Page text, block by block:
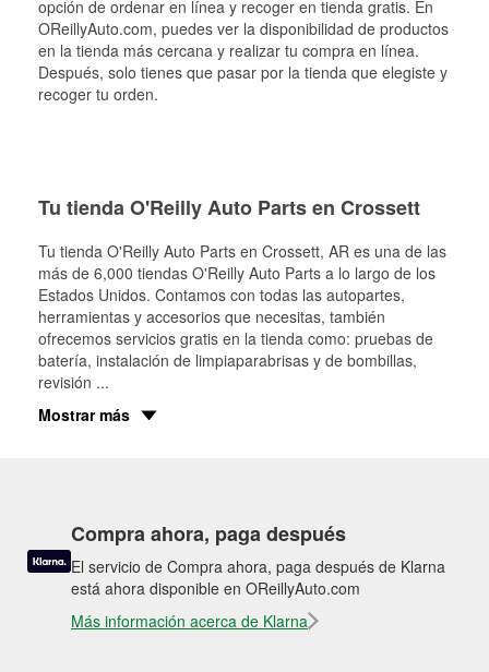
opción de ordenar en línea y recoger en tienda gratis. En
OReillyAuto.com, puedes ver la disponibilidad de productos
en la tienda más cercana y realizar tu compra en línea.
Después, solo tienes que pasar por la tienda que elegiste y
recoger tu orden.
Tu tienda O'Reilly Auto Parts en Crossett
Tu tienda O'Reilly Auto Parts en Crossett, AR es una de las
más de 6,000 tiendas O'Reilly Auto Parts a lo largo de los
Estados Unidos. Contamos con todas las autopartes,
herramientas y accesorios que necesitas, también
ofrecemos servicios gratis en la tienda como: pruebas de
batería, instalación de limpiaparabrisas y de bombillas,
revisión ...
Mostrar más
Compra ahora, paga después
El servicio de Compra ahora, paga después de Klarna
está ahora disponible en OReillyAuto.com
Más información acerca de Klarna